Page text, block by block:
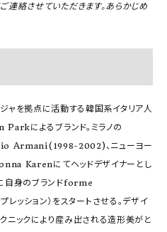
連絡させていただきます。あらかじめ
ャを拠点に活動する韓国系イタリア人
によるブランド。ミラノの
Armani(1998-2002)、ニューヨー
Karenにてヘッドデザイナーとし
自身のブランドforme
ッション）をスタートさせる。デザイ
ニックにより産み出される造形美がと